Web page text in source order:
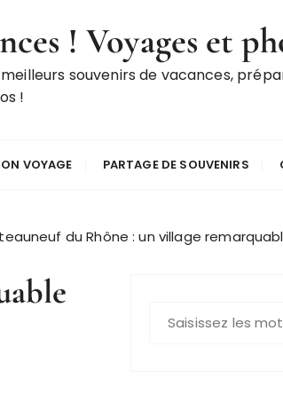
! Voyages et
souvenirs de vacances,
!
VOYAGE PARTAGE DE SOUVENIRS
du Rhône : un village